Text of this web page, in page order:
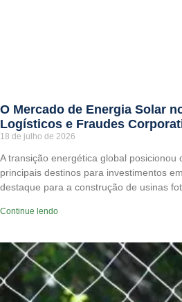
O Mercado de Energia Solar
Logísticos e Fraudes
18 de julho de 2026
A transição energética global posicionou
principais destinos para investimentos
destaque para a construção de usinas
Continue lendo